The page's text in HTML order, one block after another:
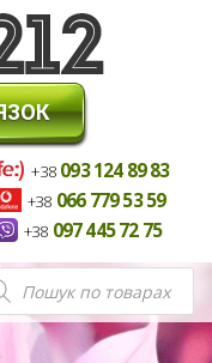
+38 093 124 89 83
+38 066 779 53 59
+38 097 445 72 75